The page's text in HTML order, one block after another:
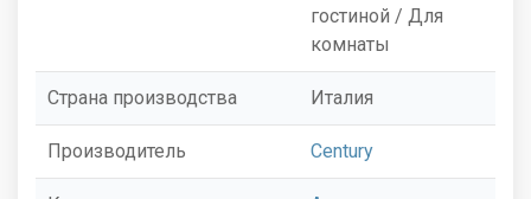
гостиной / Для
комнаты
Страна производства Италия
Производитель Century